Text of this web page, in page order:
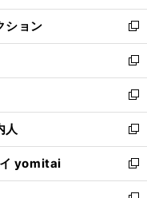
開
く
ウ
で
開
く
ン
ド
ウ
で
開
く
ウ
ィ
ン
ド
ウ
で
開
く
ション
新
し
い
ウ
ィ
ン
ド
ウ
で
開
新
し
い
ウ
ィ
ン
ド
ウ
新
し
い
ウ
ィ
ン
人
新
し
い
ウ
イ yomitai
新
し